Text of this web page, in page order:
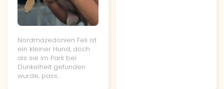
Nordmazedonien Feli ist
ein kleiner Hund, doch
als sie im Park bei
Dunkelheit gefunden
wurde, pass…